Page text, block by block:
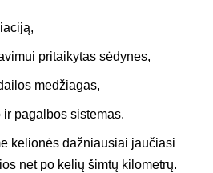
pritaikytas sėdynes,
medžiagas,
pagalbos sistemas.
kelionės dažniausiai jaučiasi
net po kelių šimtų kilometrų.